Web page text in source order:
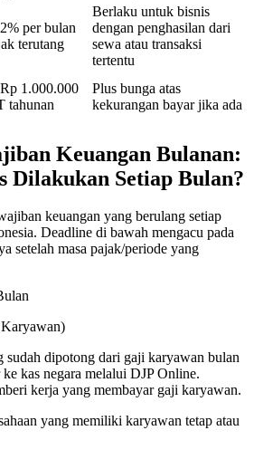
per bulan
terutang
Berlaku untuk bisnis
dengan penghasilan dari
sewa atau transaksi
tertentu
1.000.000
tahunan
Plus bunga atas
kekurangan bayar jika ada
Keuangan Bulanan:
Dilakukan Setiap Bulan?
keuangan yang berulang setiap
Deadline di bawah mengacu pada
setelah masa pajak/periode yang
sudah dipotong dari gaji karyawan bulan
kas negara melalui DJP Online.
kerja yang membayar gaji karyawan.
yang memiliki karyawan tetap atau